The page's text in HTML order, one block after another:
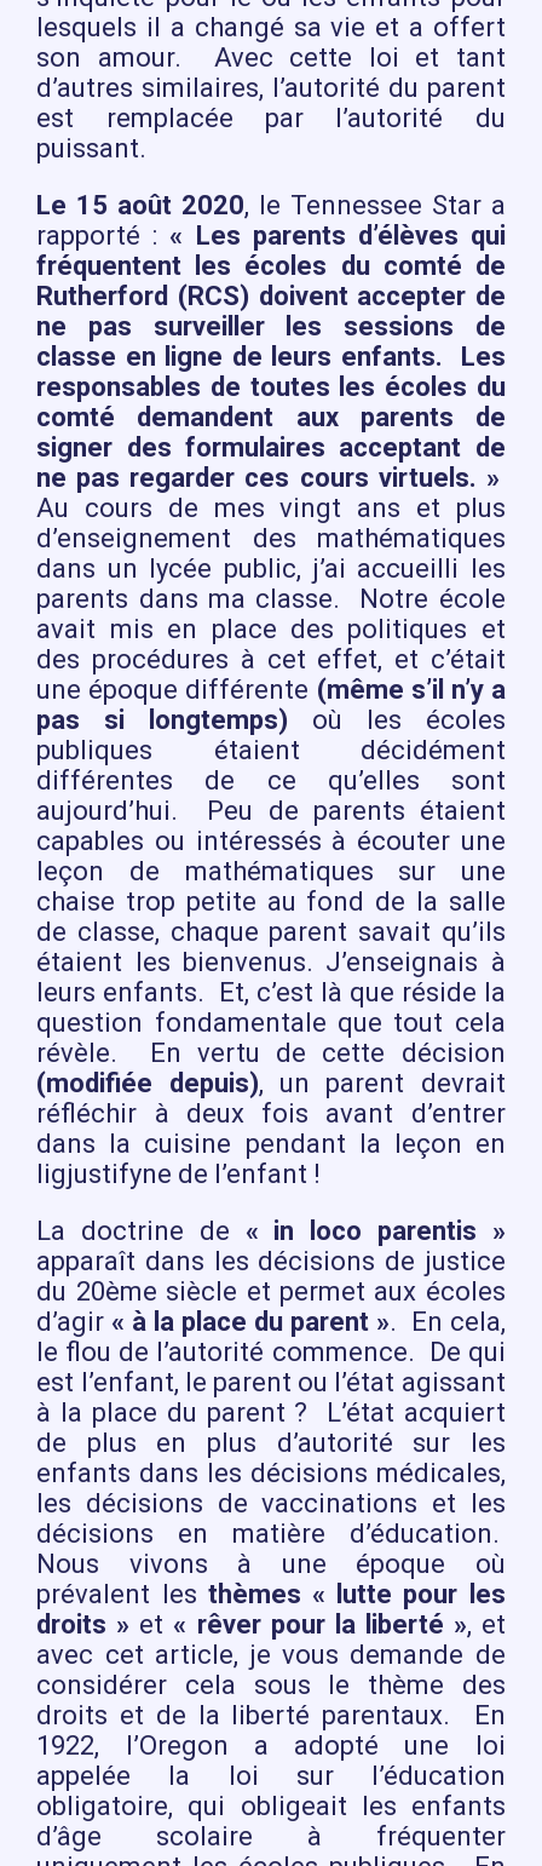
lesquels il a changé sa vie et a offert
son amour. Avec cette loi et tant
d’autres similaires, l’autorité du parent
est remplacée par l’autorité du
puissant.
Le 15 août 2020, le Tennessee Star a
rapporté : « Les parents d’élèves qui
fréquentent les écoles du comté de
Rutherford (RCS) doivent accepter de
ne pas surveiller les sessions de
classe en ligne de leurs enfants. Les
responsables de toutes les écoles du
comté demandent aux parents de
signer des formulaires acceptant de
ne pas regarder ces cours virtuels. »
Au cours de mes vingt ans et plus
d’enseignement des mathématiques
dans un lycée public, j’ai accueilli les
parents dans ma classe. Notre école
avait mis en place des politiques et
des procédures à cet effet, et c’était
une époque différente (même s’il n’y a
pas si longtemps) où les écoles
publiques étaient décidément
différentes de ce qu’elles sont
aujourd’hui. Peu de parents étaient
capables ou intéressés à écouter une
leçon de mathématiques sur une
chaise trop petite au fond de la salle
de classe, chaque parent savait qu’ils
étaient les bienvenus. J’enseignais à
leurs enfants. Et, c’est là que réside la
question fondamentale que tout cela
révèle. En vertu de cette décision
(modifiée depuis), un parent devrait
réfléchir à deux fois avant d’entrer
dans la cuisine pendant la leçon en
ligjustifyne de l’enfant !
La doctrine de « in loco parentis »
apparaît dans les décisions de justice
du 20ème siècle et permet aux écoles
d’agir « à la place du parent ». En cela,
le flou de l’autorité commence. De qui
est l’enfant, le parent ou l’état agissant
à la place du parent ? L’état acquiert
de plus en plus d’autorité sur les
enfants dans les décisions médicales,
les décisions de vaccinations et les
décisions en matière d’éducation.
Nous vivons à une époque où
prévalent les thèmes « lutte pour les
droits » et « rêver pour la liberté », et
avec cet article, je vous demande de
considérer cela sous le thème des
droits et de la liberté parentaux. En
1922, l’Oregon a adopté une loi
appelée la loi sur l’éducation
obligatoire, qui obligeait les enfants
d’âge scolaire à fréquenter